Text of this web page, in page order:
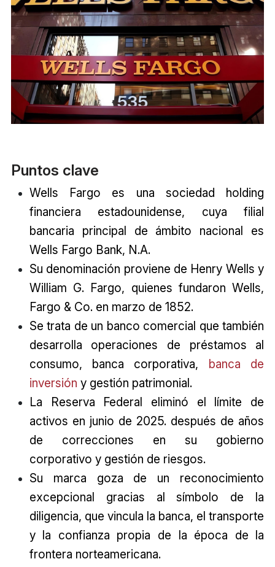
Puntos clave
Wells Fargo es una sociedad holding
financiera estadounidense, cuya filial
bancaria principal de ámbito nacional es
Wells Fargo Bank, N.A.
Su denominación proviene de Henry Wells y
William G. Fargo, quienes fundaron Wells,
Fargo & Co. en marzo de 1852.
Se trata de un banco comercial que también
desarrolla operaciones de préstamos al
consumo, banca corporativa, banca de
inversión y gestión patrimonial.
La Reserva Federal eliminó el límite de
activos en junio de 2025. después de años
de correcciones en su gobierno
corporativo y gestión de riesgos.
Su marca goza de un reconocimiento
excepcional gracias al símbolo de la
diligencia, que vincula la banca, el transporte
y la confianza propia de la época de la
frontera norteamericana.